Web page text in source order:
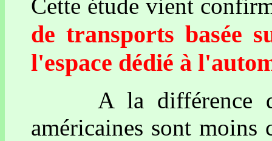
Cette étude vient
de transports basée
l'espace dédié à
A la différence
américaines sont moins